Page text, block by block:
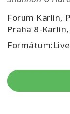
Tanfolyamok
Facilitators
Forum Karlín,
Praha 8-